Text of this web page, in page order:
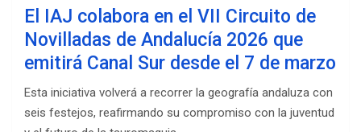
El IAJ colabora en el VII Circuito de
Novilladas de Andalucía 2026 que
emitirá Canal Sur desde el 7 de marzo
Esta iniciativa volverá a recorrer la geografía andaluza con
seis festejos, reafirmando su compromiso con la juventud